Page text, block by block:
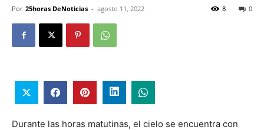
Por 25horas DeNoticias - agosto 11, 2022 0
8
Durante las horas matutinas, el cielo se encuentra con